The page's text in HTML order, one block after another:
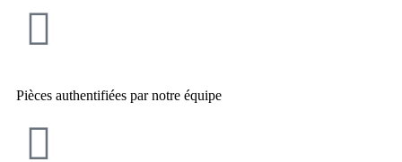
Pièces authentifiées par notre équipe